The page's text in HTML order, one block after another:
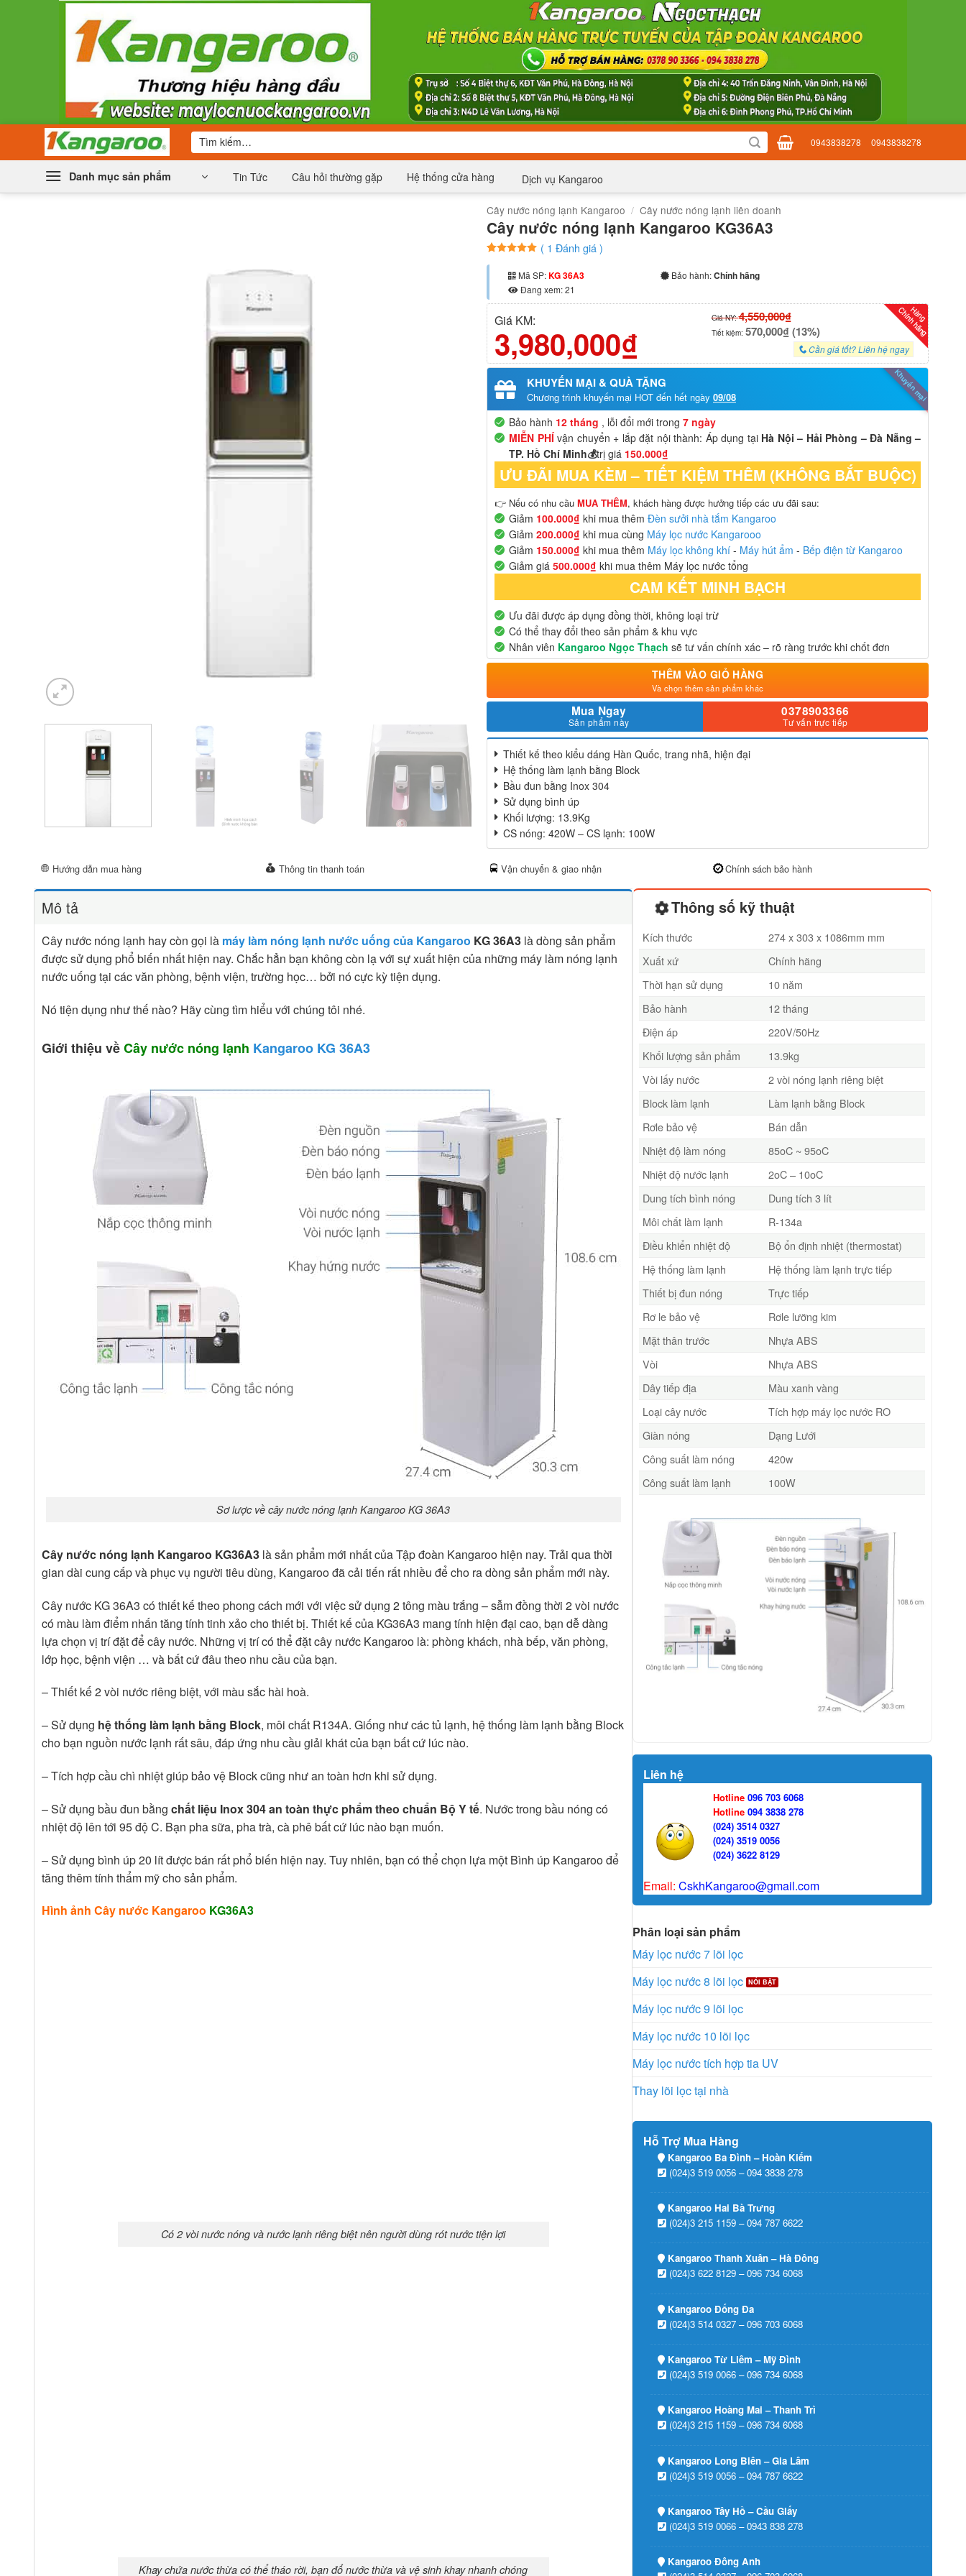
Tìm
kiếm:
0943838278 0943838278
Danh mục sản phẩm Tin Tức Câu hỏi thường gặp Hệ thống cửa hàng Dịch vụ Kangaroo
Cây nước nóng lạnh Kangaroo / Cây nước nóng lạnh liên doanh
Cây nước nóng lạnh Kangaroo KG36A3
5
dựa trên
1
đánh giá
( 1 Đánh giá )
Mã SP:KG 36A3 Bảo hành:Chính hãng
Đang xem: 21
Giá KM:
3,980,000₫
Giá NY:4,550,000₫
Tiết kiệm: 570,000₫ (13%)
Cần giá tốt? Liên hệ ngay
Khuyến mại
KHUYẾN MẠI & QUÀ TẶNG
Chương trình khuyến mại HOT đến hết ngày 09/08
Bảo hành 12 tháng , lỗi đổi mới trong 7 ngày
MIỄN PHÍ vận chuyển + lắp đặt nội thành: Áp dụng tại Hà Nội – Hải Phòng – Đà Nẵng –
TP. Hồ Chí Minh💰trị giá 150.000₫
ƯU ĐÃI MUA KÈM – TIẾT KIỆM THÊM (KHÔNG BẮT BUỘC)
👉 Nếu có nhu cầu MUA THÊM, khách hàng được hưởng tiếp các ưu đãi sau:
Giảm 100.000₫ khi mua thêm Đèn sưởi nhà tắm Kangaroo
Giảm 200.000₫ khi mua cùng Máy lọc nước Kangarooo
Giảm 150.000₫ khi mua thêm Máy lọc không khí - Máy hút ẩm - Bếp điện từ Kangaroo
Giảm giá 500.000₫ khi mua thêm Máy lọc nước tổng
CAM KẾT MINH BẠCH
Ưu đãi được áp dụng đồng thời, không loại trừ
Có thể thay đổi theo sản phẩm & khu vực
Nhân viên Kangaroo Ngọc Thạch sẽ tư vấn chính xác – rõ ràng trước khi chốt đơn
THÊM VÀO GIỎ HÀNG
Và chọn thêm sản phẩm khác
Mua Ngay
Sản phẩm này
0378903366
Tư vấn trực tiếp
Thiết kế theo kiểu dáng Hàn Quốc, trang nhã, hiện đại
Hệ thống làm lạnh bằng Block
Bầu đun bằng Inox 304
Sử dụng bình úp
Khối lượng: 13.9Kg
CS nóng: 420W – CS lạnh: 100W
Hướng dẫn mua hàng Thông tin thanh toán Vận chuyển & giao nhận Chính sách bảo hành
Mô tả
Cây nước nóng lạnh hay còn gọi là máy làm nóng lạnh nước uống của Kangaroo KG 36A3 là dòng sản phẩm
được sử dụng phổ biến nhất hiện nay. Chắc hẳn bạn không còn lạ với sự xuất hiện của những máy làm nóng lạnh
nước uống tại các văn phòng, bệnh viện, trường học… bởi nó cực kỳ tiện dụng.
Nó tiện dụng như thế nào? Hãy cùng tìm hiểu với chúng tôi nhé.
Giới thiệu vềCây nước nóng lạnh Kangaroo KG 36A3
Sơ lược về cây nước nóng lạnh Kangaroo KG 36A3
Cây nước nóng lạnh Kangaroo KG36A3 là sản phẩm mới nhất của Tập đoàn Kangaroo hiện nay. Trải qua thời
gian dài cung cấp và phục vụ người tiêu dùng, Kangaroo đã cải tiến rất nhiều để cho ra dòng sản phẩm mới này.
Cây nước KG 36A3 có thiết kế theo phong cách mới với việc sử dụng 2 tông màu trắng – sẫm đồng thời 2 vòi nước
có màu làm điểm nhấn tăng tính tinh xảo cho thiết bị. Thiết kế của KG36A3 mang tính hiện đại cao, bạn dễ dàng
lựa chọn vị trí đặt để cây nước. Những vị trí có thể đặt cây nước Kangaroo là: phòng khách, nhà bếp, văn phòng,
lớp học, bệnh viện … và bất cứ đâu theo nhu cầu của bạn.
– Thiết kế 2 vòi nước riêng biệt, với màu sắc hài hoà.
– Sử dụng hệ thống làm lạnh bằng Block, môi chất R134A. Giống như các tủ lạnh, hệ thống làm lạnh bằng Block
cho bạn nguồn nước lạnh rất sâu, đáp ứng nhu cầu giải khát của bạn bất cứ lúc nào.
– Tích hợp cầu chì nhiệt giúp bảo vệ Block cũng như an toàn hơn khi sử dụng.
– Sử dụng bầu đun bằng chất liệu Inox 304 an toàn thực phẩm theo chuẩn Bộ Y tế. Nước trong bầu nóng có
nhiệt độ lên tới 95 độ C. Bạn pha sữa, pha trà, cà phê bất cứ lúc nào bạn muốn.
– Sử dụng bình úp 20 lít được bán rất phổ biến hiện nay. Tuy nhiên, bạn có thể chọn lựa một Bình úp Kangaroo để
tăng thêm tính thẩm mỹ cho sản phẩm.
Hình ảnh Cây nước Kangaroo KG36A3
Có 2 vòi nước nóng và nước lạnh riêng biệt nên người dùng rót nước tiện lợi
Khay chứa nước thừa có thể tháo rời, bạn đổ nước thừa và vệ sinh khay nhanh chóng
Thông số kỹ thuật
Kích thước
274 x 303 x 1086mm mm
Xuất xứ
Chính hãng
Thời hạn sử dụng
10 năm
Bảo hành
12 tháng
Điện áp
220V/50Hz
Khối lượng sản phẩm
13.9kg
Vòi lấy nước
2 vòi nóng lạnh riêng biệt
Block làm lạnh
Làm lạnh bằng Block
Rơle bảo vệ
Bán dẫn
Nhiệt độ làm nóng
85oC ~ 95oC
Nhiệt độ nước lạnh
2oC – 10oC
Dung tích bình nóng
Dung tích 3 lít
Môi chất làm lạnh
R-134a
Điều khiển nhiệt độ
Bộ ổn định nhiệt (thermostat)
Hệ thống làm lạnh
Hệ thống làm lạnh trực tiếp
Thiết bị đun nóng
Trực tiếp
Rơ le bảo vệ
Rơle lưỡng kim
Mặt thân trước
Nhựa ABS
Vòi
Nhựa ABS
Dây tiếp địa
Màu xanh vàng
Loại cây nước
Tích hợp máy lọc nước RO
Giàn nóng
Dạng Lưới
Công suất làm nóng
420w
Công suất làm lạnh
100W
Liên hệ
Hotline096 703 6068
Hotline094 3838 278
(024) 3514 0327
(024) 3519 0056
(024) 3622 8129
Email: CskhKangaroo@gmail.com
Phân loại sản phẩm
Máy lọc nước 7 lõi lọc
Máy lọc nước 8 lõi lọc
Máy lọc nước 9 lõi lọc
Máy lọc nước 10 lõi lọc
Máy lọc nước tích hợp tia UV
Thay lõi lọc tại nhà
Hỗ Trợ Mua Hàng
Kangaroo Ba Đình – Hoàn Kiếm
(024)3 519 0056 – 094 3838 278
Kangaroo Hai Bà Trưng
(024)3 215 1159 – 094 787 6622
Kangaroo Thanh Xuân – Hà Đông
(024)3 622 8129 – 096 734 6068
Kangaroo Đống Đa
(024)3 514 0327 – 096 703 6068
Kangaroo Từ Liêm – Mỹ Đình
(024)3 519 0066 – 096 734 6068
Kangaroo Hoàng Mai – Thanh Trì
(024)3 215 1159 – 096 734 6068
Kangaroo Long Biên – Gia Lâm
(024)3 519 0056 – 094 787 6622
Kangaroo Tây Hồ – Cầu Giấy
(024)3 519 0066 – 0943 838 278
Kangaroo Đông Anh